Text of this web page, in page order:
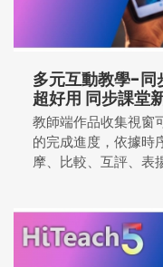
多元互動教學-同
超好用 同步課堂
教師端作品收集視窗
的完成進度，依據時
摩、比較、互評、表